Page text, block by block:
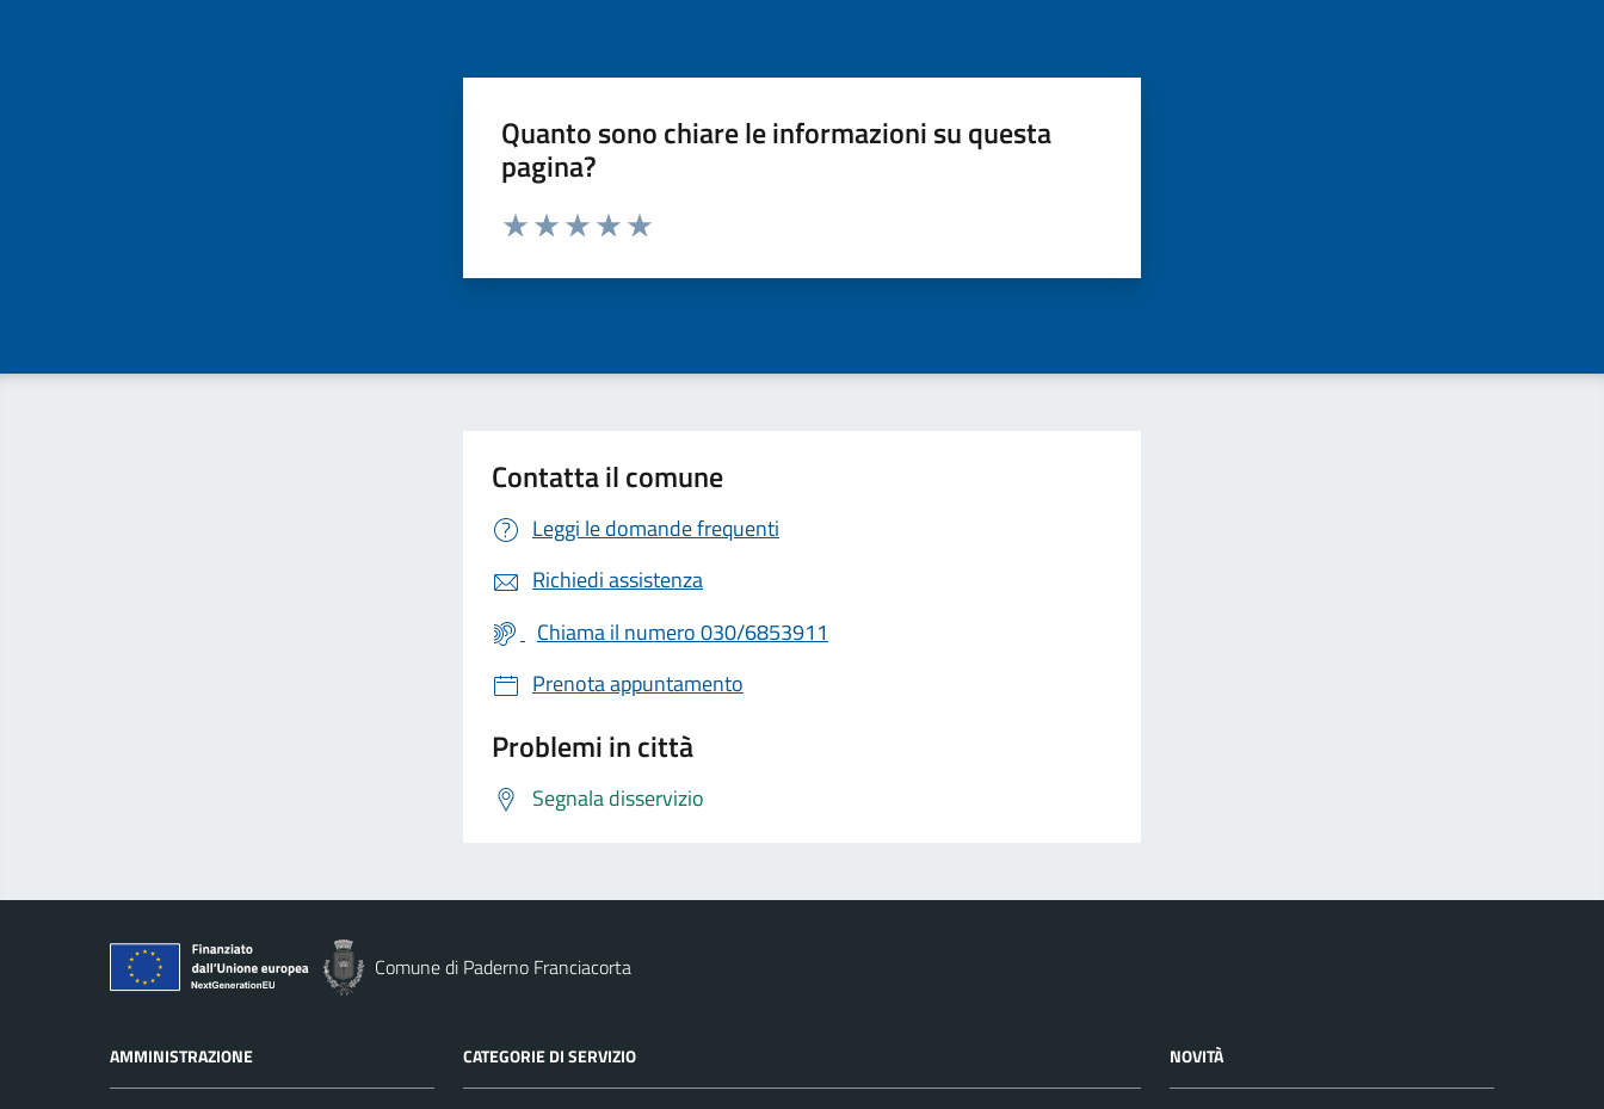
Quanto sono chiare le informazioni su questa
pagina?
Valuta da 1 a 5 stelle la pagina
Contatta il comune
Leggi le domande frequenti
Richiedi assistenza
Chiama il numero 030/6853911
Prenota appuntamento
Problemi in città
Segnala disservizio
Comune di Paderno Franciacorta
AMMINISTRAZIONE CATEGORIE DI SERVIZIO NOVITÀ